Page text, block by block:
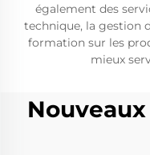
également des
technique, la gestion
formation sur les
mieux